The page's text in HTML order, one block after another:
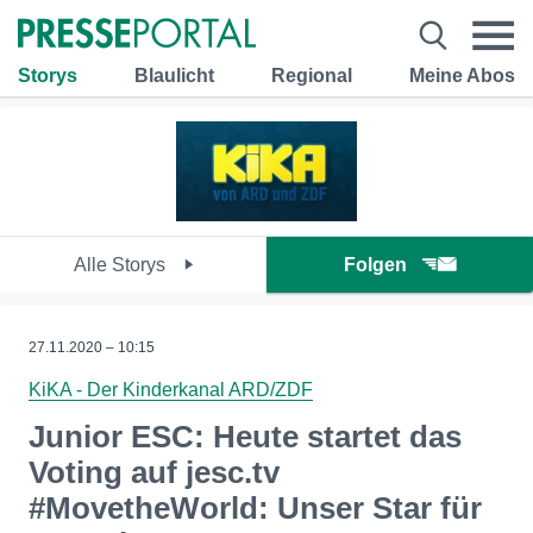
Storys Blaulicht Regional Meine Abos
Alle Storys Folgen
27.11.2020 – 10:15
KiKA - Der Kinderkanal ARD/ZDF
Junior ESC: Heute startet das
Voting auf jesc.tv
#MovetheWorld: Unser Star für